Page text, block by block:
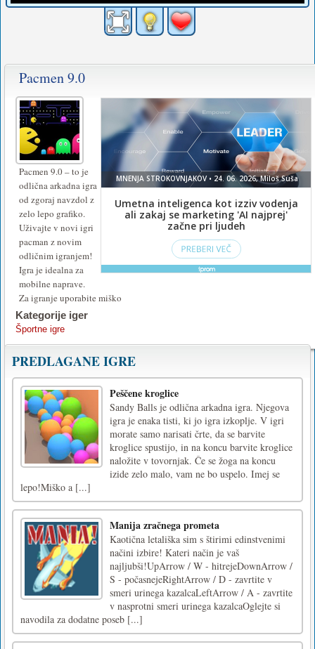
Pacmen 9.0
Pacmen 9.0 – to je
odlična arkadna igra
od zgoraj navzdol z
zelo lepo grafiko.
Uživajte v novi igri
pacman z novim
odličnim igranjem!
Igra je idealna za
mobilne naprave.
Za igranje uporabite miško
Kategorije iger
Športne igre
PREDLAGANE IGRE
Peščene kroglice
Sandy Balls je odlična arkadna igra. Njegova
igra je enaka tisti, ki jo igra izkoplje. V igri
morate samo narisati črte, da se barvite
kroglice spustijo, in na koncu barvite kroglice
naložite v tovornjak. Če se žoga na koncu
izide zelo malo, vam ne bo uspelo. Imej se
lepo!Miško a [...]
Manija zračnega prometa
Kaotična letališka sim s štirimi edinstvenimi
načini izbire! Kateri način je vaš
najljubši!UpArrow / W - hitrejeDownArrow /
S - počasnejeRightArrow / D - zavrtite v
smeri urinega kazalcaLeftArrow / A - zavrtite
v nasprotni smeri urinega kazalcaOglejte si
navodila za dodatne poseb [...]